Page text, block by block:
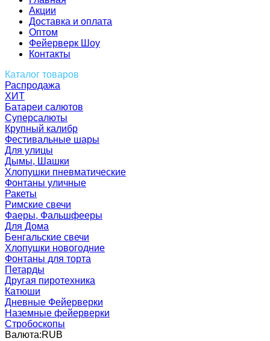
Акции
Доставка и оплата
Оптом
Фейерверк Шоу
Контакты
Каталог товаров
Распродажа
ХИТ
Батареи салютов
Суперсалюты
Крупный калибр
Фестивальные шары
Для улицы
Дымы, Шашки
Хлопушки пневматические
Фонтаны уличные
Ракеты
Римские свечи
Фаеры, Фальшфееры
Для Дома
Бенгальские свечи
Хлопушки новогодние
Фонтаны для торта
Петарды
Другая пиротехника
Катюши
Дневные Фейерверки
Наземные фейерверки
Стробоскопы
Валюта:RUB